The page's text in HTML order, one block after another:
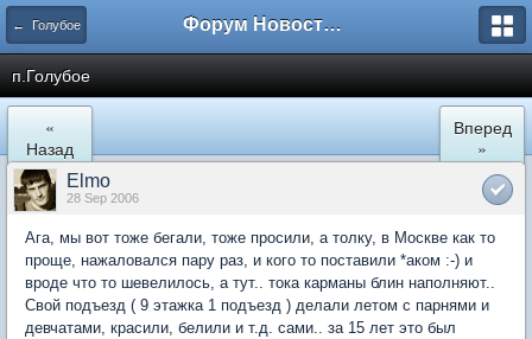
← Голубое Форум Новостройки
п.Голубое
«
Назад
Вперед
»
Elmo
28 Sep 2006
Ага, мы вот тоже бегали, тоже просили, а толку, в Москве как то
проще, нажаловался пару раз, и кого то поставили *аком :-) и
вроде что то шевелилось, а тут.. тока карманы блин наполняют..
Свой подъезд ( 9 этажка 1 подъезд ) делали летом с парнями и
девчатами, красили, белили и т.д. сами.. за 15 лет это был